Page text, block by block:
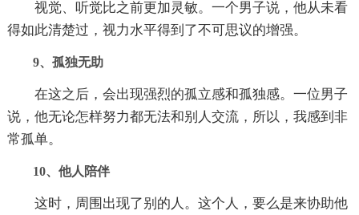
视觉、听觉比之前更加灵敏。一个男子说，他从未看
得如此清楚过，视力水平得到了不可思议的增强。
9、孤独无助
在这之后，会出现强烈的孤立感和孤独感。一位男子
说，他无论怎样努力都无法和别人交流，所以，我感到非
常孤单。
10、他人陪伴
这时，周围出现了别的人。这个人，要么是来协助他